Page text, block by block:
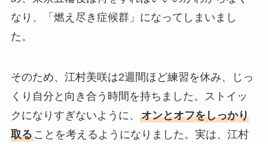
なり、「燃え尽き症候群」になってしまいまし
た。
そのため、江村美咲は2週間ほど練習を休み、じっ
くり自分と向き合う時間を持ちました。ストイッ
クになりすぎないように、 オンとオフをしっかり
取ることを考えるようになりました。実は、江村